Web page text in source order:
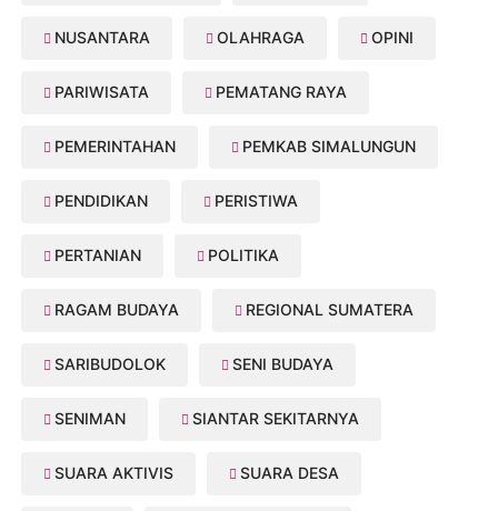
NUSANTARA OLAHRAGA OPINI
PARIWISATA PEMATANG RAYA
PEMERINTAHAN PEMKAB SIMALUNGUN
PENDIDIKAN PERISTIWA
PERTANIAN POLITIKA
RAGAM BUDAYA REGIONAL SUMATERA
SARIBUDOLOK SENI BUDAYA
SENIMAN SIANTAR SEKITARNYA
SUARA AKTIVIS SUARA DESA